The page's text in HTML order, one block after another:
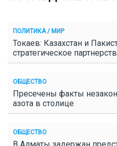
ПОЛИТИКА / МИР
Токаев: Казахстан и
стратегическое
ОБЩЕСТВО
Пресечены факты
азота в столице
ОБЩЕСТВО